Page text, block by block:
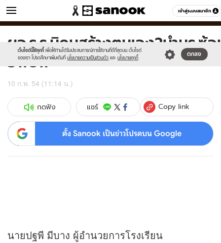
เข้าสู่ระบบสมาชิก
ข่าว หมวดอื่นๆ
เว็บไซต์นี้ใช้คุกกี้ เพื่อให้ท่านได้รับประสบการณ์การใช้งานที่ดีที่สุดบน เว็บไซต์
ของเรา โปรดศึกษาเพิ่มเติมที่ นโยบายความเป็นส่วนตัว และ นโยบายคุกกี้
ตกลง
Sanook
//s.isanook.com/sr/0/images/logo-
new-
sanook.png
600
60
ผอ.ร.ร.นิคมสร้างตนเอง2นำนร.ซ้
อพยพ
10 ก.พ. 54 (11:14 น.)
กดฟัง แชร์ Copy link
ตั้ง Sanook เป็นข่าวโปรดบน Google
นายปฐพี มีบาง ผู้อำนวยการโรงเรียน